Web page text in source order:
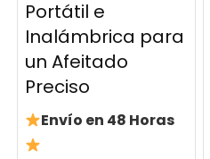
Portátil e
Inalámbrica para
un Afeitado
Preciso
Envío en 48 Horas